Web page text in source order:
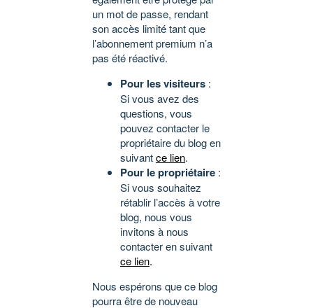
un mot de passe, rendant
son accès limité tant que
l’abonnement premium n’a
pas été réactivé.
Pour les visiteurs :
Si vous avez des
questions, vous
pouvez contacter le
propriétaire du blog en
suivantce lien.
Pour le propriétaire :
Si vous souhaitez
rétablir l’accès à votre
blog, nous vous
invitons à nous
contacter en suivant
ce lien.
Nous espérons que ce blog
pourra être de nouveau